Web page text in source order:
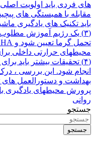
مقابله با همبستگی های
باید تکنیک های یادگیری
محیطهای حرارتی داخلی
(۴) تحقیقات بیشتر باید
انجام شود. این بررسی ،
بهداشت و دستورالعمل های
پرورش محیطهای یادگیری
روانی
جستجو
جستجو